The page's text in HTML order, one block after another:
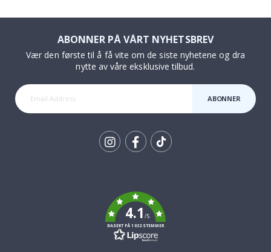
ABONNER PÅ VÅRT NYHETSBREV
Vær den første til å få vite om de siste nyhetene og dra
nytte av våre eksklusive tilbud.
ABONNER
4.1/5
BASERT PÅ 1032 STEMMER